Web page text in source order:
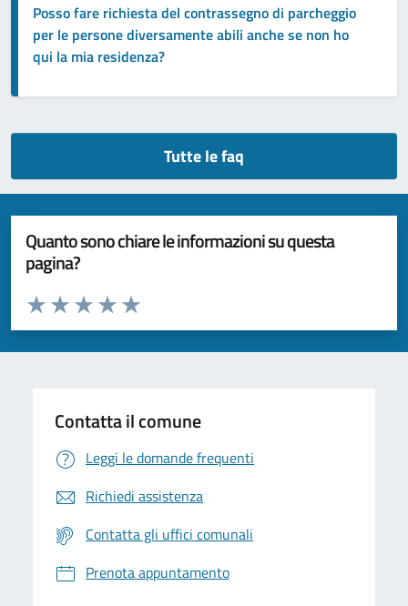
Posso fare richiesta del contrassegno di parcheggio
per le persone diversamente abili anche se non ho
qui la mia residenza?
Tutte le faq
Quanto sono chiare le informazioni su questa
pagina?
Valuta da 1 a 5 stelle la pagina
Valuta 5 stelle su 5
Valuta 4 stelle su 5
Valuta 3 stelle su 5
Valuta 2 stelle su 5
Valuta 1 stelle su 5
Contatta il comune
Leggi le domande frequenti
Richiedi assistenza
Contatta gli uffici comunali
Prenota appuntamento